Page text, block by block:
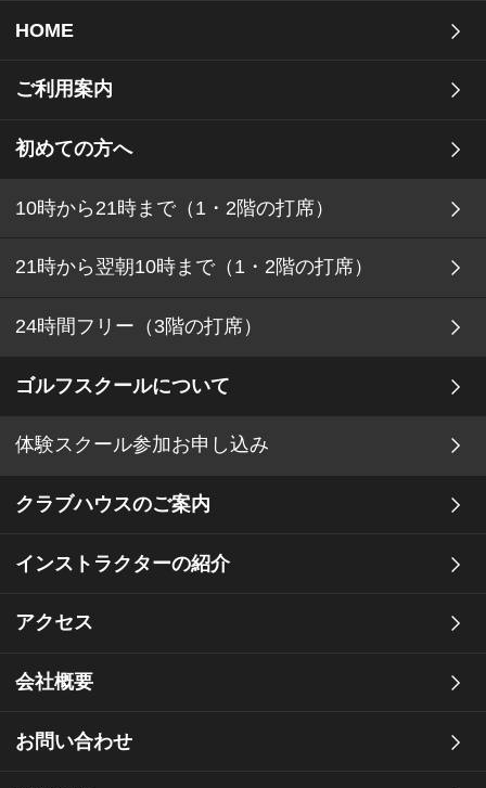
HOME
ご利用案内
初めての方へ
10時から21時まで（1・2階の打席）
21時から翌朝10時まで（1・2階の打席）
24時間フリー（3階の打席）
ゴルフスクールについて
体験スクール参加お申し込み
クラブハウスのご案内
インストラクターの紹介
アクセス
会社概要
お問い合わせ